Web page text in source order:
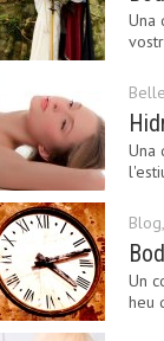
Una
Una
Blog,
Un
heu